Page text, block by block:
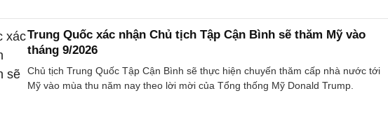
Trung Quốc xác nhận Chủ tịch Tập Cận Bình sẽ thăm Mỹ vào
tháng 9/2026
Chủ tịch Trung Quốc Tập Cận Bình sẽ thực hiện chuyến thăm cấp nhà nước tới
Mỹ vào mùa thu năm nay theo lời mời của Tổng thống Mỹ Donald Trump.